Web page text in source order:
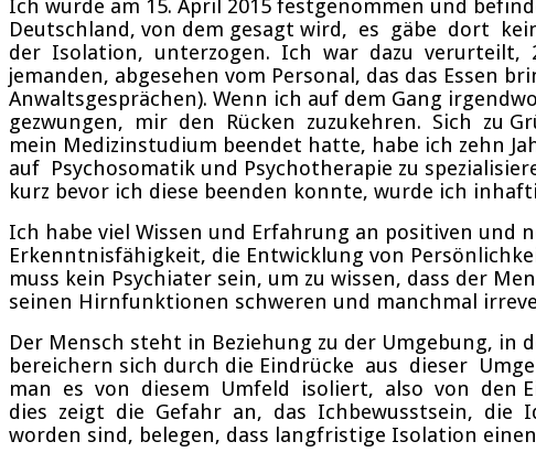
Ich wurde am 15. April 2015 festgenommen und
Deutschland, von dem gesagt wird, es gäbe dort
der Isolation, unterzogen. Ich war dazu verurteilt,
jemanden, abgesehen vom Personal, das das Essen
Anwaltsgesprächen). Wenn ich auf dem Gang
gezwungen, mir den Rücken zuzukehren. Sich zu
mein Medizinstudium beendet hatte, habe ich zehn
auf Psychosomatik und Psychotherapie zu
kurz bevor ich diese beenden konnte, wurde ich
Ich habe viel Wissen und Erfahrung an positiven und
Erkenntnisfähigkeit, die Entwicklung von
muss kein Psychiater sein, um zu wissen, dass der
seinen Hirnfunktionen schweren und manchmal
Der Mensch steht in Beziehung zu der Umgebung,
bereichern sich durch die Eindrücke aus dieser
man es von diesem Umfeld isoliert, also von den
dies zeigt die Gefahr an, das Ichbewusstsein, die
worden sind, belegen, dass langfristige Isolation